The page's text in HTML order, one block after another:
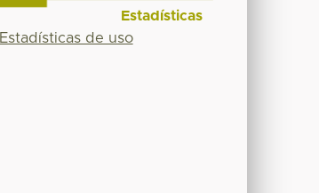
Estadísticas
Estadísticas de uso